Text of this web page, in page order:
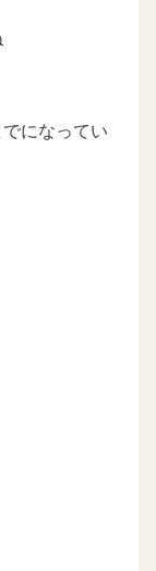
になってい